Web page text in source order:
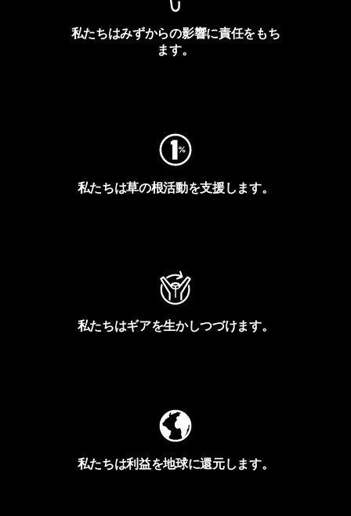
私たちはみずからの影響に責任をもち
ます。
私たちは草の根活動を支援します。
私たちはギアを生かしつづけます。
私たちは利益を地球に還元します。